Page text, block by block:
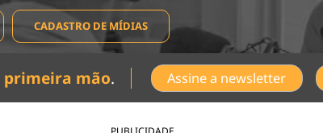
CADASTRO DE MÍDIAS
primeira mão. Assine a newsletter